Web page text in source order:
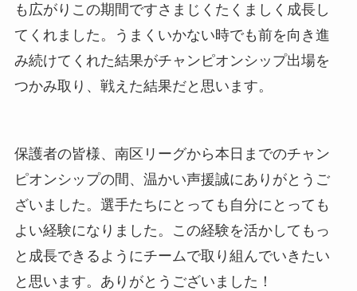
も広がりこの期間ですさまじくたくましく成長し
てくれました。うまくいかない時でも前を向き進
み続けてくれた結果がチャンピオンシップ出場を
つかみ取り、戦えた結果だと思います。
保護者の皆様、南区リーグから本日までのチャン
ピオンシップの間、温かい声援誠にありがとうご
ざいました。選手たちにとっても自分にとっても
よい経験になりました。この経験を活かしてもっ
と成長できるようにチームで取り組んでいきたい
と思います。ありがとうございました！